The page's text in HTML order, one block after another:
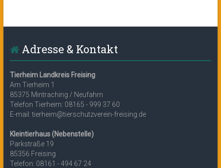
Adresse & Kontakt
Tierheim Landkreis Freising
Am Tierheim 1
85375 Mintraching / Neufahrn
Telefon Tierheim: 08165 - 999 37 60
E-mail: tierheim@tierschutzverein-freising.de
Kleintierhaus (Nebenstelle)
Parkstraße 19
85356 Freising
Telefon: 08161 - 494 67 24